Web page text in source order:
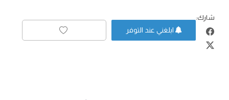
شارك: